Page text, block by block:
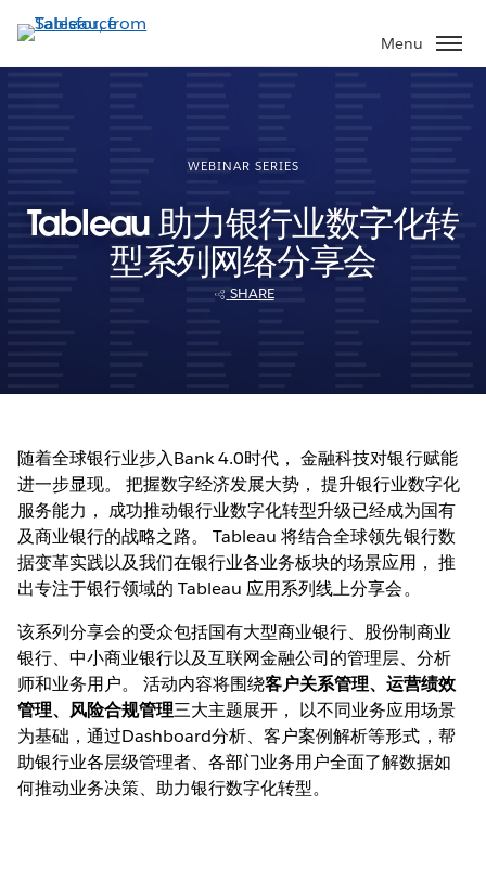
to
main
Menu
WEBINAR SERIES
Tableau 助力银行业数字化转
型系列网络分享会
SHARE
随着全球银行业步入Bank 4.0时代， 金融科技对银行赋能
进一步显现。 把握数字经济发展大势， 提升银行业数字化
服务能力， 成功推动银行业数字化转型升级已经成为国有
及商业银行的战略之路。 Tableau 将结合全球领先银行数
据变革实践以及我们在银行业各业务板块的场景应用， 推
出专注于银行领域的 Tableau 应用系列线上分享会。
该系列分享会的受众包括国有大型商业银行、股份制商业
银行、中小商业银行以及互联网金融公司的管理层、分析
师和业务用户。 活动内容将围绕客户关系管理、运营绩效
管理、风险合规管理三大主题展开， 以不同业务应用场景
为基础，通过Dashboard分析、客户案例解析等形式，帮
助银行业各层级管理者、各部门业务用户全面了解数据如
何推动业务决策、助力银行数字化转型。